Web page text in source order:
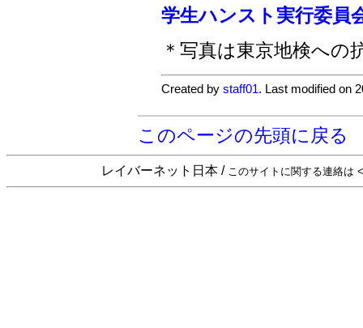
学生ハンスト実行委員
＊写真は東京地検への
Created bystaff01. Last modified on
このページの先頭に戻る
レイバーネット日本 / このサイトに関する連絡は